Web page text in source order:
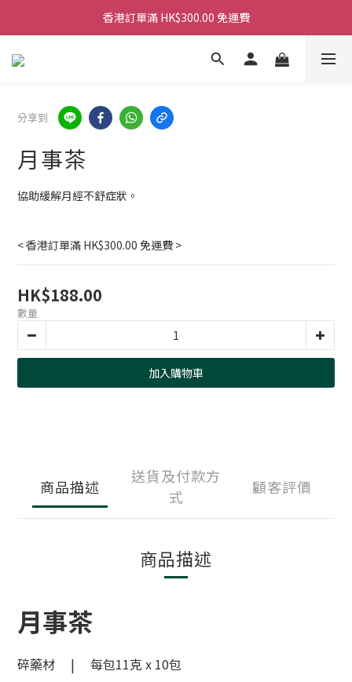
香港訂單滿 HK$300.00 免運費
香港訂單滿 HK$300.00 免運費
香港訂單滿 HK$300.00 免運費
分享到
月事茶
協助緩解月經不舒症狀。
< 香港訂單滿 HK$300.00 免運費 >
HK$188.00
數量
加入購物車
商品描述
送貨及付款方
式
顧客評價
商品描述
月事茶
碎藥材 | 每包11克 x 10包